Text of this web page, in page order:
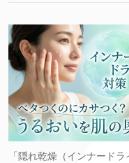
「隠れ乾燥（インナード